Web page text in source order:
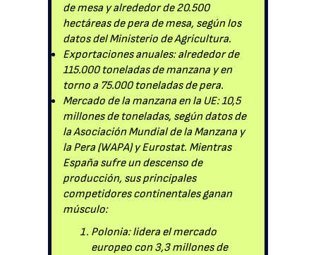
de mesa y alrededor de 20.500
hectáreas de pera de mesa, según los
datos del Ministerio de Agricultura.
Exportaciones anuales: alrededor de
115.000 toneladas de manzana y en
torno a 75.000 toneladas de pera.
Mercado de la manzana en la UE: 10,5
millones de toneladas, según datos de
la Asociación Mundial de la Manzana y
la Pera (WAPA) y Eurostat. Mientras
España sufre un descenso de
producción, sus principales
competidores continentales ganan
músculo:
Polonia: lidera el mercado
europeo con 3,3 millones de